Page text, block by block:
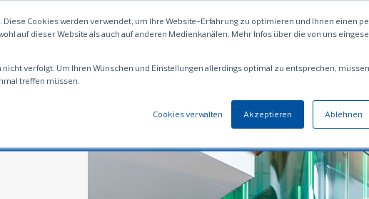
Cookies werden verwendet, um Ihre Website-Erfahrung zu optimieren und Ihnen einen
auf dieser Website als auch auf anderen Medienkanälen. Mehr Infos über die von uns
nicht verfolgt. Um Ihren Wünschen und Einstellungen allerdings optimal zu entsprechen,
treffen müssen.
Cookies verwalten Akzeptieren Ablehnen
EMCH Family, News et Event